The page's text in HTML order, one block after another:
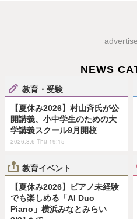
NEWS
教育・受験
【夏休み2026】村山斉氏が公
開講義、小中学生のための大
学講義スクール9月開校
2026.8.6 Thu 19:15
教育イベント
【夏休み2026】ピアノ未経験
でも楽しめる「AI Duo
Piano」横浜みなとみらい